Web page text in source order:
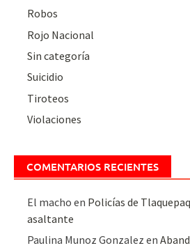
Robos
Rojo Nacional
Sin categoría
Suicidio
Tiroteos
Violaciones
COMENTARIOS RECIENTES
El macho en Policías de
asaltante
Paulina Munoz Gonzalez en